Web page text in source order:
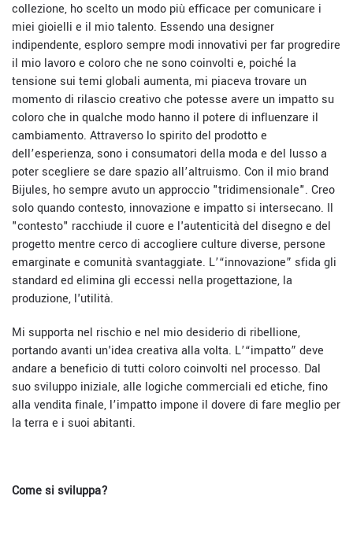
collezione, ho scelto un modo più efficace per comunicare i
miei gioielli e il mio talento. Essendo una designer
indipendente, esploro sempre modi innovativi per far progredire
il mio lavoro e coloro che ne sono coinvolti e, poiché la
tensione sui temi globali aumenta, mi piaceva trovare un
momento di rilascio creativo che potesse avere un impatto su
coloro che in qualche modo hanno il potere di influenzare il
cambiamento. Attraverso lo spirito del prodotto e
dell’esperienza, sono i consumatori della moda e del lusso a
poter scegliere se dare spazio all’altruismo. Con il mio brand
Bijules, ho sempre avuto un approccio "tridimensionale". Creo
solo quando contesto, innovazione e impatto si intersecano. Il
"contesto" racchiude il cuore e l'autenticità del disegno e del
progetto mentre cerco di accogliere culture diverse, persone
emarginate e comunità svantaggiate. L’“innovazione” sfida gli
standard ed elimina gli eccessi nella progettazione, la
produzione, l'utilità.
Mi supporta nel rischio e nel mio desiderio di ribellione,
portando avanti un'idea creativa alla volta. L’“impatto” deve
andare a beneficio di tutti coloro coinvolti nel processo. Dal
suo sviluppo iniziale, alle logiche commerciali ed etiche, fino
alla vendita finale, l’impatto impone il dovere di fare meglio per
la terra e i suoi abitanti.
Come si sviluppa?